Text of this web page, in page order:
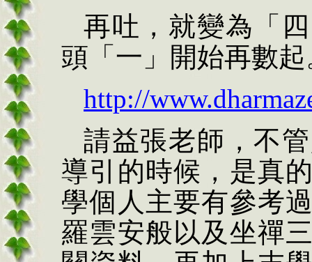
再吐，就變為「
頭「一」開始再數起
http://
請益張老師，不
導引的時候，是真
學個人主要有參考
羅雲安般以及坐禪